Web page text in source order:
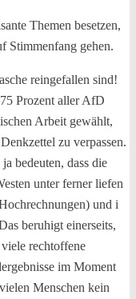
Themen besetzen,
Stimmenfang gehen.
reingefallen sind!
Prozent aller AfD
Arbeit gewählt,
zu verpassen.
bedeuten, dass die
unter ferner liefen
und i
beruhigt einerseits,
rechtoffene
im Moment
Menschen kein